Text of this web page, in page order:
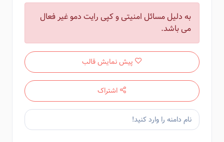
به دلیل مسائل امنیتی و کپی رایت دمو غیر فعال
می باشد.
پیش نمایش قالب
اشتراک